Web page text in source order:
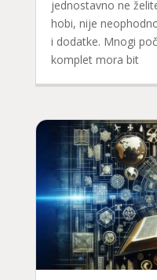
jednostavno ne
hobi, nije
i dodatke. Mnogi
komplet mora bit